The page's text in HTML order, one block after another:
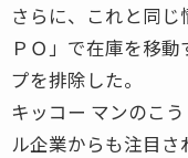
さらに、これと同
ＰＯ」で在庫を移
プを排除した。
キッコー マンのこ
ル企業からも注目さ